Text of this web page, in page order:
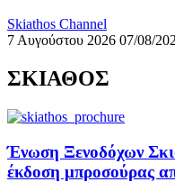
Skiathos Channel
7 Αυγούστου 2026 07/08/
ΣΚΙΑΘΟΣ
Ένωση Ξενοδόχων
έκδοση μπροσούρας